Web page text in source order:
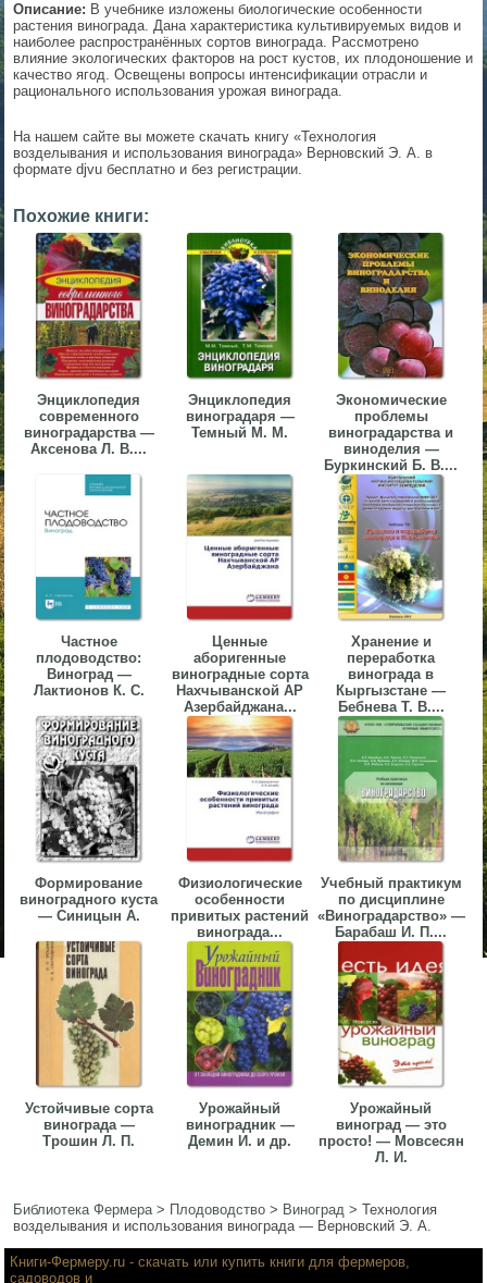
Описание: В учебнике изложены биологические особенности
растения винограда. Дана характеристика культивируемых видов и
наиболее распространённых сортов винограда. Рассмотрено
влияние экологических факторов на рост кустов, их плодоношение и
качество ягод. Освещены вопросы интенсификации отрасли и
рационального использования урожая винограда.
На нашем сайте вы можете скачать книгу «Технология
возделывания и использования винограда» Верновский Э. А. в
формате djvu бесплатно и без регистрации.
Похожие книги:
Энциклопедия
современного
виноградарства —
Аксенова Л. В....
Энциклопедия
виноградаря —
Темный М. М.
Экономические
проблемы
виноградарства и
виноделия —
Буркинский Б. В....
Частное
плодоводство:
Виноград —
Лактионов К. С.
Ценные
аборигенные
виноградные сорта
Нахчыванской АР
Азербайджана...
Хранение и
переработка
винограда в
Кыргызстане —
Бебнева Т. В....
Формирование
виноградного куста
— Синицын А.
Физиологические
особенности
привитых растений
винограда...
Учебный практикум
по дисциплине
«Виноградарство» —
Барабаш И. П....
Устойчивые сорта
винограда —
Трошин Л. П.
Урожайный
виноградник —
Демин И. и др.
Урожайный
виноград — это
просто! — Мовсесян
Л. И.
Библиотека Фермера> Плодоводство > Виноград >Технология
возделывания и использования винограда — Верновский Э. А.
▼
▼
▼
Книги-Фермеру.ru - скачать или купить книги для фермеров,
садоводов и